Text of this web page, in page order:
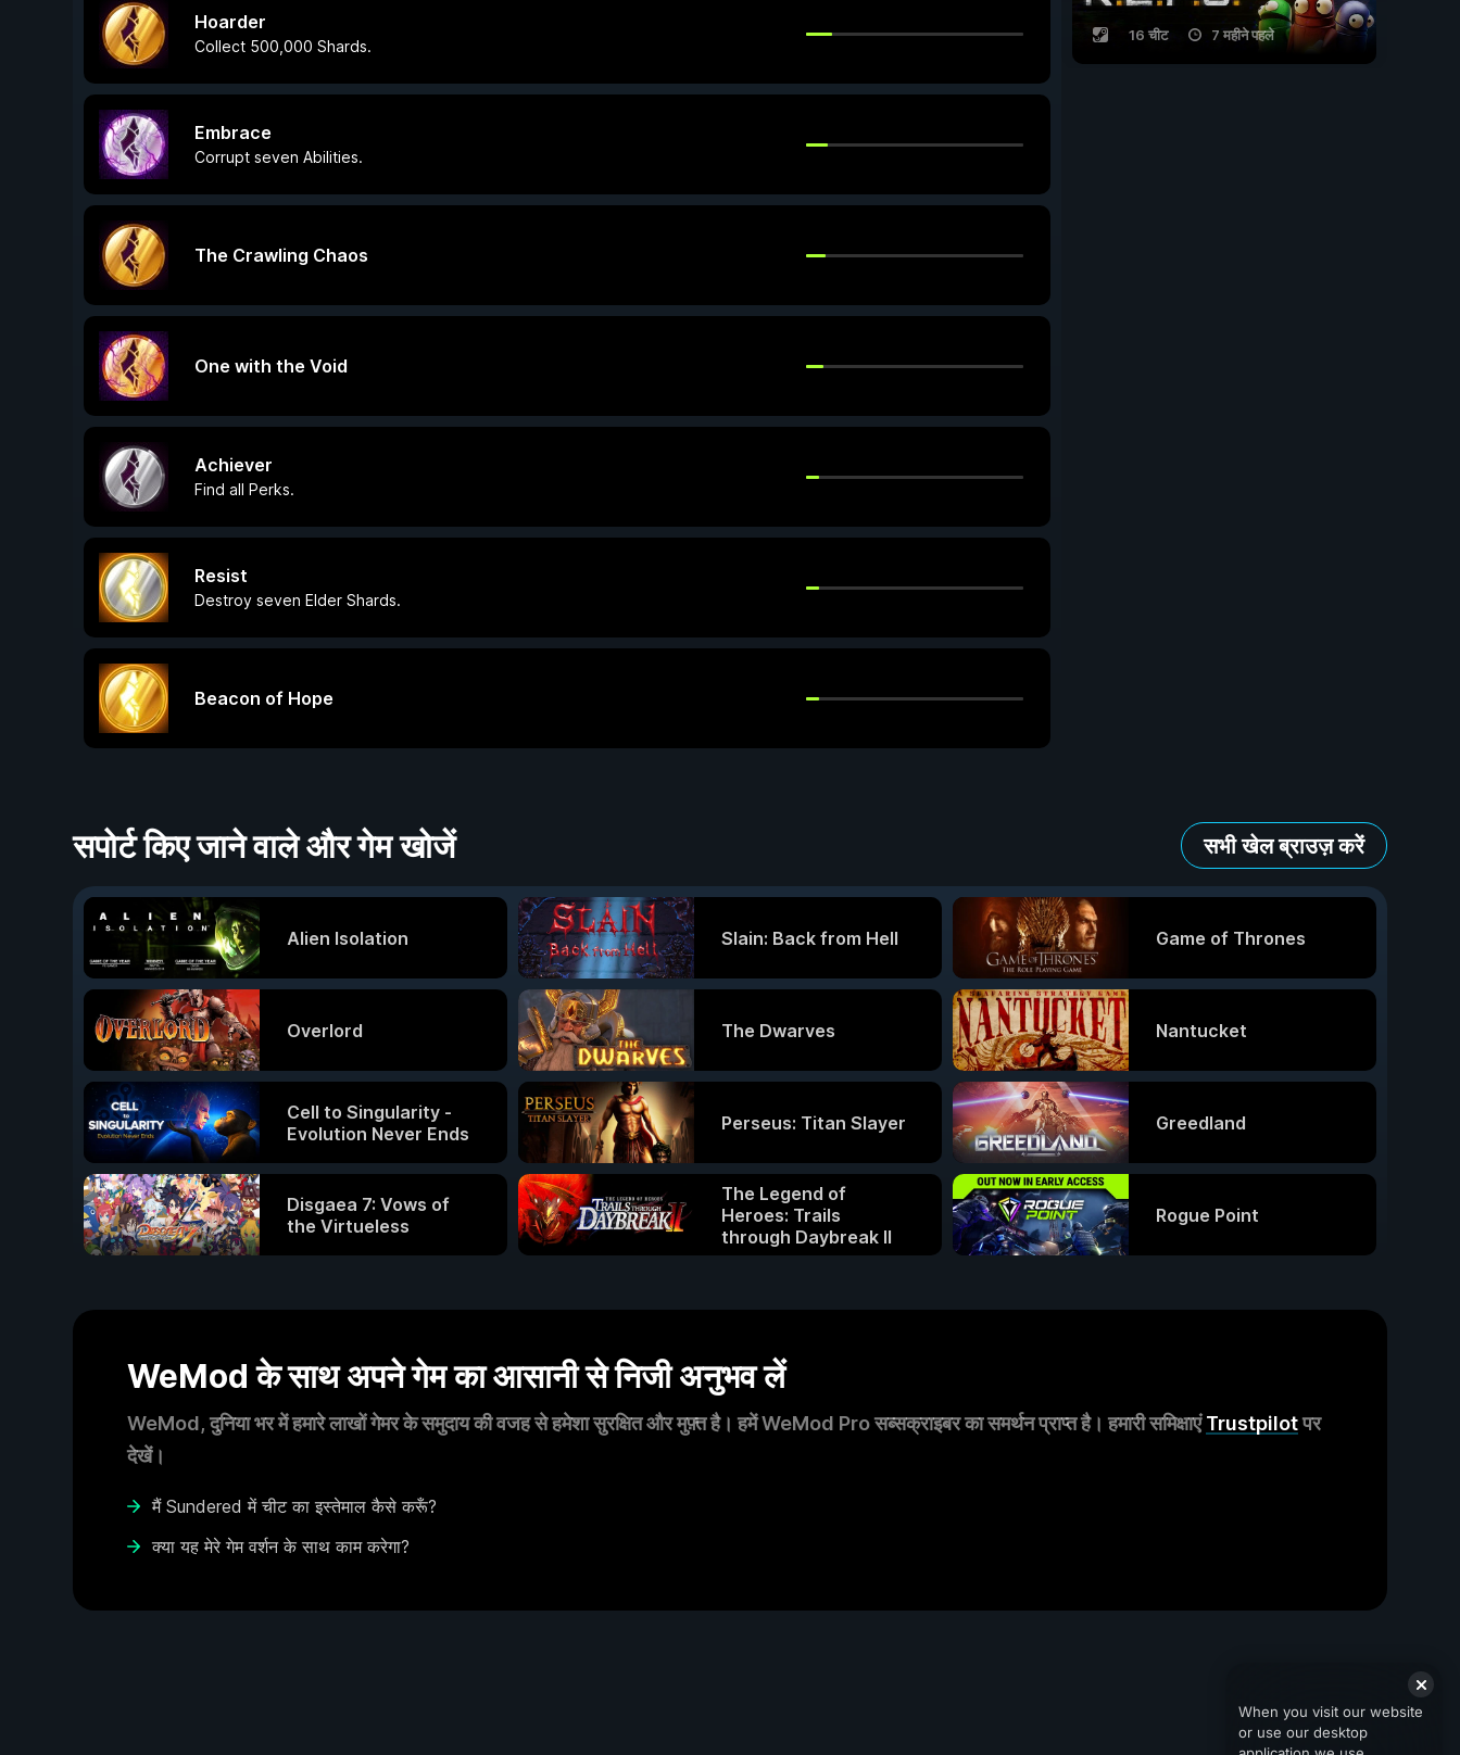
Hoarder
Collect 500,000 Shards.
Embrace
Corrupt seven Abilities.
The Crawling Chaos
One with the Void
Achiever
Find all Perks.
Resist
Destroy seven Elder Shards.
Beacon of Hope
16 चीट 7 महीने पहले
सपोर्ट किए जाने वाले और गेम खोजें सभी खेल ब्राउज़ करें
Alien Isolation Slain: Back from Hell Game of Thrones
Overlord The Dwarves Nantucket
Cell to Singularity -
Evolution Never Ends
Perseus: Titan Slayer Greedland
Disgaea 7: Vows of
the Virtueless
The Legend of
Heroes: Trails
through Daybreak II
Rogue Point
WeMod के साथ अपने गेम का आसानी से निजी अनुभव लें
WeMod, दुनिया भर में हमारे लाखों गेमर के समुदाय की वजह से हमेशा सुरक्षित और मुफ़्त है। हमें WeMod Pro सब्सक्राइबर का समर्थन प्राप्त है। हमारी समिक्षाएंTrustpilotपर
देखें।
मैं Sundered में चीट का इस्तेमाल कैसे करूँ?
क्या यह मेरे गेम वर्शन के साथ काम करेगा?
When you visit our website
or use our desktop